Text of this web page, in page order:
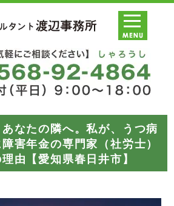
なたの隣へ。私が、うつ病
害年金の専門家（社労士）
由【愛知県春日井市】